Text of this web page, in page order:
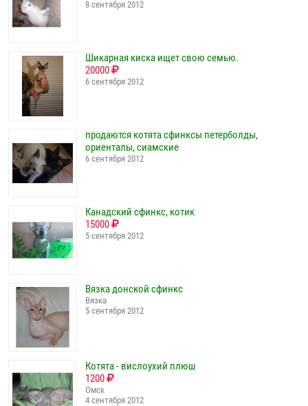
8 сентября 2012
Шикарная киска ищет свою семью.
20000
6 сентября 2012
продаются котята сфинксы петерболды,
ориенталы, сиамские
6 сентября 2012
Канадский сфинкс, котик
15000
5 сентября 2012
Вязка донской сфинкс
Вязка
5 сентября 2012
Котята - вислоухий плюш
1200
Омск
4 сентября 2012